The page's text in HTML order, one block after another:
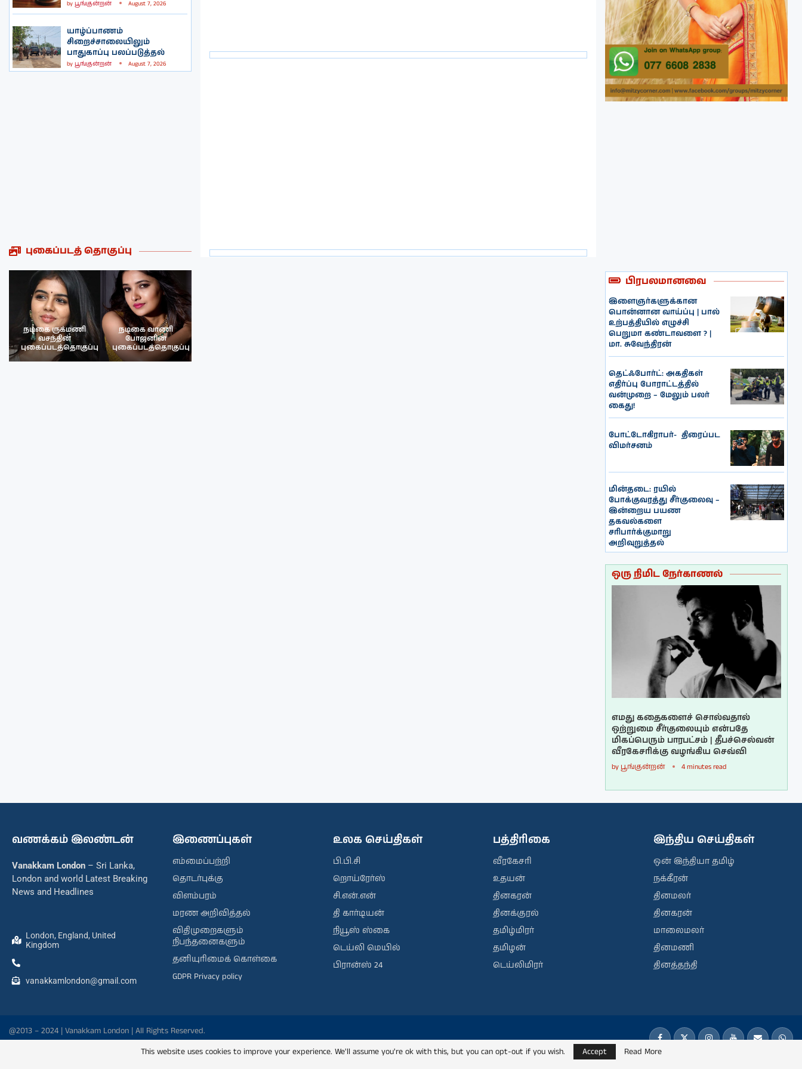
by பூங்குன்றன் August 7, 2026
யாழ்ப்பாணம்
சிறைச்சாலையிலும்
பாதுகாப்பு பலப்படுத்தல்
by பூங்குன்றன் August 7, 2026
புகைப்படத் தொகுப்பு
நடிகை ருக்மணி
வசந்தின்
புகைப்படத்தொகுப்பு
நடிகை வாணி
போஜனின்
புகைப்படத்தொகுப்பு
பிரபலமானவை
இளைஞர்களுக்கான
பொன்னான வாய்ப்பு | பால்
உற்பத்தியில் எழுச்சி
பெறுமா கண்டாவளை ? |
மா. சுவேந்திரன்
தெட்ஃபோர்ட்: அகதிகள்
எதிர்ப்பு போராட்டத்தில்
வன்முறை – மேலும் பலர்
கைது!
போட்டோகிராபர்- ‌ திரைப்பட
விமர்சனம்
மின்தடை: ரயில்
போக்குவரத்து சீர்குலைவு –
இன்றைய பயண
தகவல்களை
சரிபார்க்குமாறு
அறிவுறுத்தல்
ஒரு நிமிட நேர்காணல்
எமது கதைகளைச் சொல்வதால்
ஒற்றுமை சீர்குலையும் என்பதே
மிகப்பெரும் பாரபட்சம் | தீபச்செல்வன்
வீரகேசரிக்கு வழங்கிய செவ்வி
by பூங்குன்றன் 4 minutes read
வணக்கம் இலண்டன்
Vanakkam London – Sri Lanka,
London and world Latest Breaking
News and Headlines
London, England, United
Kingdom
vanakkamlondon@gmail.com
இணைப்புகள்
எம்மைப்பற்றி
தொடர்புக்கு
விளம்பரம்
மரண அறிவித்தல்
விதிமுறைகளும்
நிபந்தனைகளும்
தனியுரிமைக் கொள்கை
GDPR Privacy policy
உலக செய்திகள்
பி.பி.சி
றொய்ரேர்ஸ்
சி.என்.என்
தி கார்டியன்
நியூஸ் ஸ்கை
டெய்லி மெயில்
பிரான்ஸ் 24
பத்திரிகை
வீரகேசரி
உதயன்
தினகரன்
தினக்குரல்
தமிழ்மிரர்
தமிழன்
டெய்லிமிரர்
இந்திய செய்திகள்
ஒன் இந்தியா தமிழ்
நக்கீரன்
தினமலர்
தினகரன்
மாலைமலர்
தினமணி
தினத்தந்தி
@2013 – 2024 | Vanakkam London | All Rights Reserved.
This website uses cookies to improve your experience. We'll assume you're ok with this, but you can opt-out if you wish.
Accept Read More